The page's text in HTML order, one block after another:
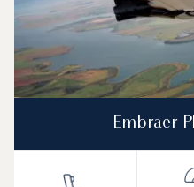
Embraer